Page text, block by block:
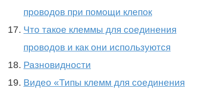
проводов при помощи клепок
Что такое клеммы для соединения
проводов и как они используются
Разновидности
Видео «Типы клемм для соединения